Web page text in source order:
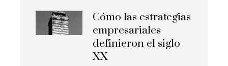
Cómo las estrategias
empresariales
definieron el siglo
XX